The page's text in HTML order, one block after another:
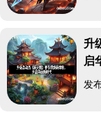
升
启
发